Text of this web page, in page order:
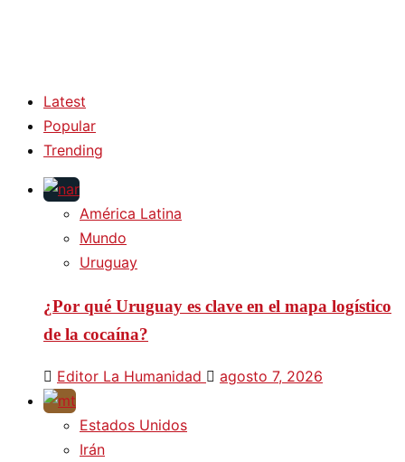
Latest
Popular
Trending
América Latina
Mundo
Uruguay
¿Por qué Uruguay es clave en el mapa logístico
de la cocaína?
Editor La Humanidad agosto 7, 2026
Estados Unidos
Irán